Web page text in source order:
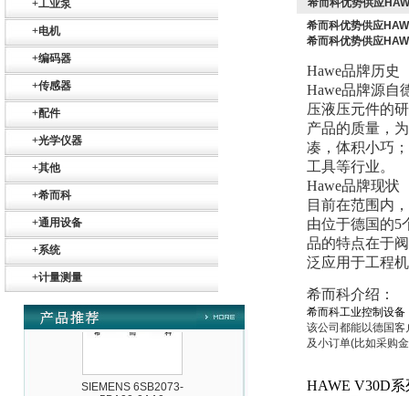
+工业泵
+电机
+编码器
+传感器
+配件
+光学仪器
+其他
+希而科
+通用设备
+系统
+计量测量
德国HBM
5BA00-0AA0
希而科优势供应
希而科优势供应
希而科优势供应
Hawe品牌历史
Hawe品牌源自
压液压元件的
产品的质量，
凑，体积小巧
工具等行业。
Hawe品牌现状
目前在范围内
由位于德国的5
品的特点在于
泛应用于工程
希而科介绍：
希而科工业控制设
该公司都能以德国
及小订单(比如采购
HAWE V30D系